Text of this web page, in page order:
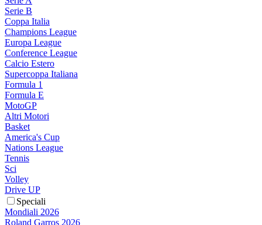
Serie B
Coppa Italia
Champions League
Europa League
Conference League
Calcio Estero
Supercoppa Italiana
Formula 1
Formula E
MotoGP
Altri Motori
Basket
America's Cup
Nations League
Tennis
Sci
Volley
Drive UP
Speciali
Mondiali 2026
Roland Garros 2026